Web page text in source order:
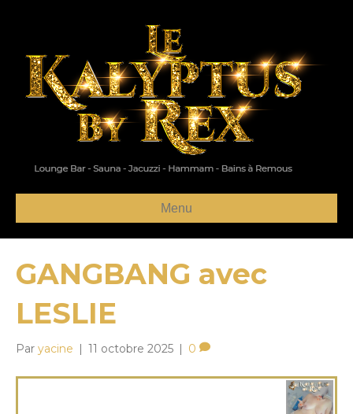
Menu
GANGBANG avec
LESLIE
Par yacine | 11 octobre 2025 | 0